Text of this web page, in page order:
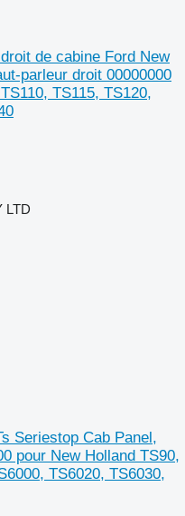
de cabine Ford New
parleur droit 00000000
TS115, TS120,
LTD
Seriestop Cab Panel,
pour New Holland TS90,
TS6020, TS6030,